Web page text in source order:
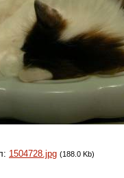
1504728.jpg (188.0 Kb)